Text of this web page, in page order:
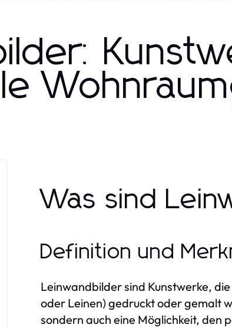
Was sind
Definition und
Leinwandbilder sind Kunstwerke,
oder Leinen) gedruckt oder gemalt
sondern auch eine Möglichkeit, den